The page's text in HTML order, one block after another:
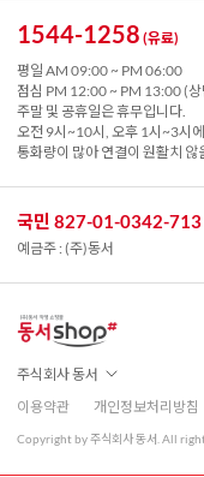
1544-1258 (유료)
평일 AM 09:00 ~ PM 06:00
점심 PM 12:00 ~ PM 13:00 (상
주말 및 공휴일은 휴무입니다.
오전 9시~10시, 오후 1시~3시
통화량이 많아 연결이 원활치 않
국민 827-01-0342-713
예금주 : (주)동서
주식회사 동서
이용약관
개인정보처리방침
Copyright by 주식회사 동서. All